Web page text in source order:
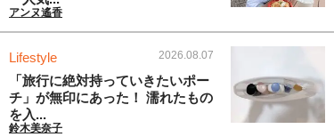
アンヌ遙香
Lifestyle 2026.08.07
「旅行に絶対持っていきたいポー
チ」が無印にあった！ 濡れたもの
を入...
鈴木美奈子